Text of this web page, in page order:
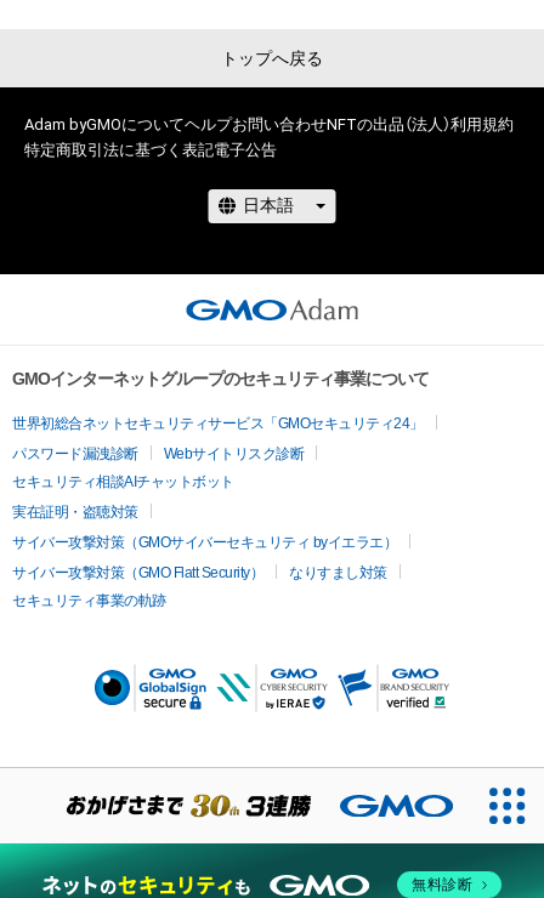
トップへ戻る
Adam byGMOについてヘルプお問い合わせNFTの出品（法人）利用規約
特定商取引法に基づく表記電子公告
GMOインターネットグループのセキュリティ事業について
世界初総合ネットセキュリティサービス「GMOセキュリティ24」
パスワード漏洩診断
Webサイトリスク診断
セキュリティ相談AIチャットボット
実在証明・盗聴対策
サイバー攻撃対策（GMOサイバーセキュリティ byイエラエ）
サイバー攻撃対策（GMO Flatt Security）
なりすまし対策
セキュリティ事業の軌跡
無料診断